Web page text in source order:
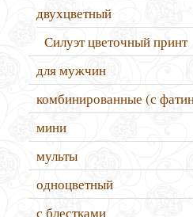
двухцветный
Силуэт цветочный принт
для мужчин
комбинированные (с
мини
мульты
одноцветный
с блестками